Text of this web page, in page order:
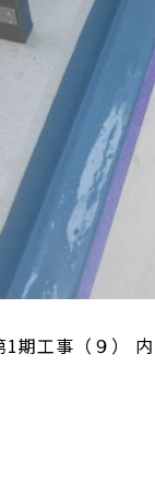
期工事（９）